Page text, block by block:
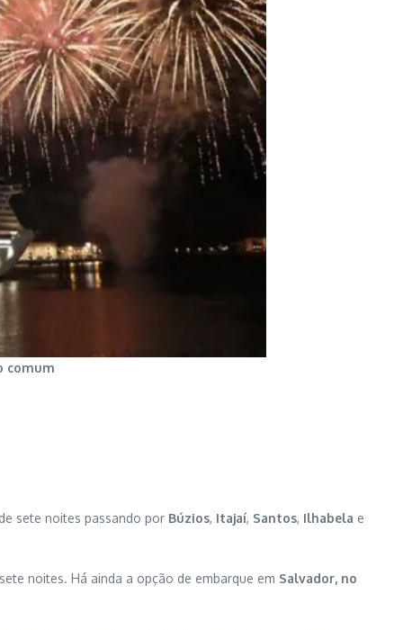
comum
sete noites passando por Búzios, Itajaí, Santos, Ilhabela e
noites. Há ainda a opção de embarque em Salvador, no